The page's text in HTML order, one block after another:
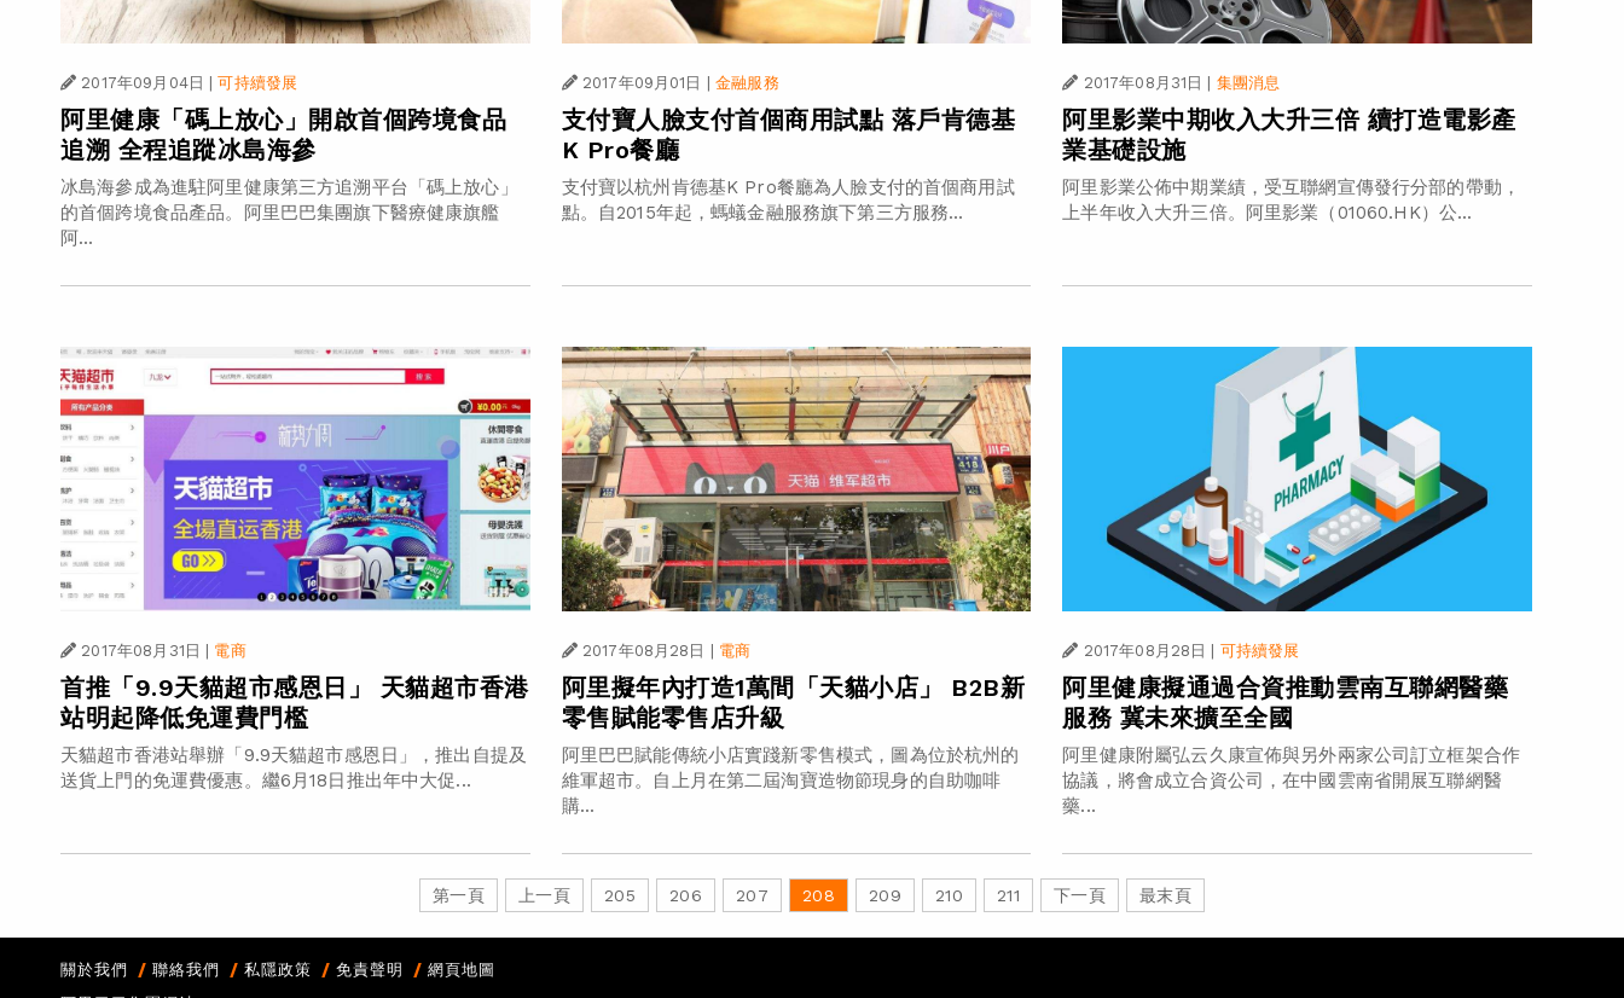
2017年09月04日 可持續發展
阿里健康「碼上放心」開啟首個跨境食品
追溯 全程追蹤冰島海參
冰島海參成為進駐阿里健康第三方追溯平台「碼上放心」
的首個跨境食品產品。阿里巴巴集團旗下醫療健康旗艦
阿...
2017年09月01日 金融服務
支付寶人臉支付首個商用試點 落戶肯德基
K Pro餐廳
支付寶以杭州肯德基K Pro餐廳為人臉支付的首個商用試
點。自2015年起，螞蟻金融服務旗下第三方服務...
2017年08月31日 集團消息
阿里影業中期收入大升三倍 續打造電影產
業基礎設施
阿里影業公佈中期業績，受互聯網宣傳發行分部的帶動，
上半年收入大升三倍。阿里影業（01060.HK）公...
2017年08月31日 | 電商
首推「9.9天貓超市感恩日」 天貓超市香港
站明起降低免運費門檻
天貓超市香港站舉辦「9.9天貓超市感恩日」，推出自提及
送貨上門的免運費優惠。繼6月18日推出年中大促...
2017年08月28日 | 電商
阿里擬年內打造1萬間「天貓小店」 B2B新
零售賦能零售店升級
阿里巴巴賦能傳統小店實踐新零售模式，圖為位於杭州的
維軍超市。自上月在第二屆淘寶造物節現身的自助咖啡
購...
2017年08月28日 | 可持續發展
阿里健康擬通過合資推動雲南互聯網醫藥
服務 冀未來擴至全國
阿里健康附屬弘云久康宣佈與另外兩家公司訂立框架合作
協議，將會成立合資公司，在中國雲南省開展互聯網醫
藥...
第一頁 上一頁 205 206 207 208 209 210 211 下一頁 最末頁
關於我們 聯絡我們 私隱政策 免責聲明
網頁地圖